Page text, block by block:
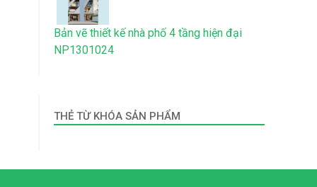
Bản vẽ thiết kế nhà phố 4 tầng hiện đại
NP1301024
THẺ TỪ KHÓA SẢN PHẨM